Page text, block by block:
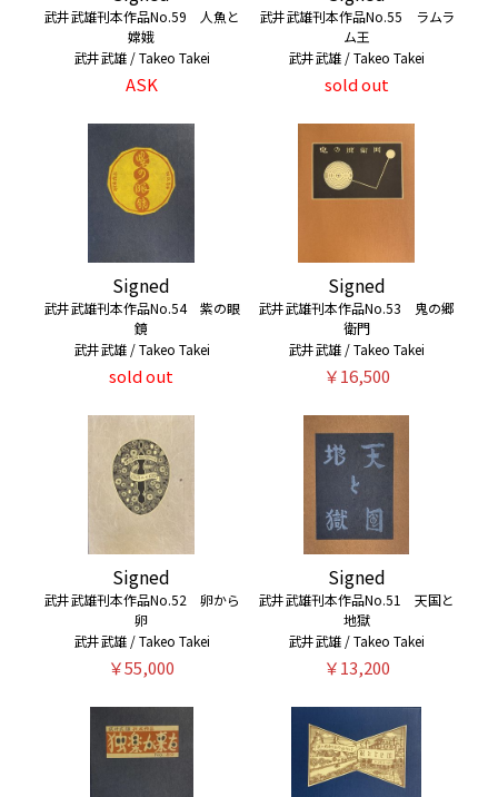
武井武雄刊本作品No.59 人魚と
嫦娥
武井武雄 / Takeo Takei
ASK
武井武雄刊本作品No.55 ラムラ
ム王
武井武雄 / Takeo Takei
sold out
Signed
武井武雄刊本作品No.54 紫の眼
鏡
武井武雄 / Takeo Takei
sold out
Signed
武井武雄刊本作品No.53 鬼の郷
衛門
武井武雄 / Takeo Takei
￥16,500
Signed
武井武雄刊本作品No.52 卵から
卵
武井武雄 / Takeo Takei
￥55,000
Signed
武井武雄刊本作品No.51 天国と
地獄
武井武雄 / Takeo Takei
￥13,200